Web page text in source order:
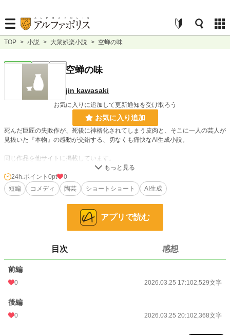
TOP > 小説 > 大衆娯楽小説 > 空蝉の味
大衆娯楽 完結 空蝉の味
jin kawasaki
お気に入りに追加して更新通知を受け取ろう
お気に入り追加
死んだ巨匠の失敗作が、死後に神格化されてしまう皮肉と、そこに一人の芸人が
見抜いた『本物』の感動が交錯する、切なくも痛快なAI生成小説。
同じ作品を他サイトに掲載しています。
小説 228,848 位 / 228,848 件
4,897
更新日時
初回完結日時
24h.ポイント 0pt
0
短編
コメディ 陶芸 ショートショート AI生成
アプリで読む
目次 感想
前編
0 2026.03.25 17:102,529文字
後編
0 2026.03.25 20:102,368文字